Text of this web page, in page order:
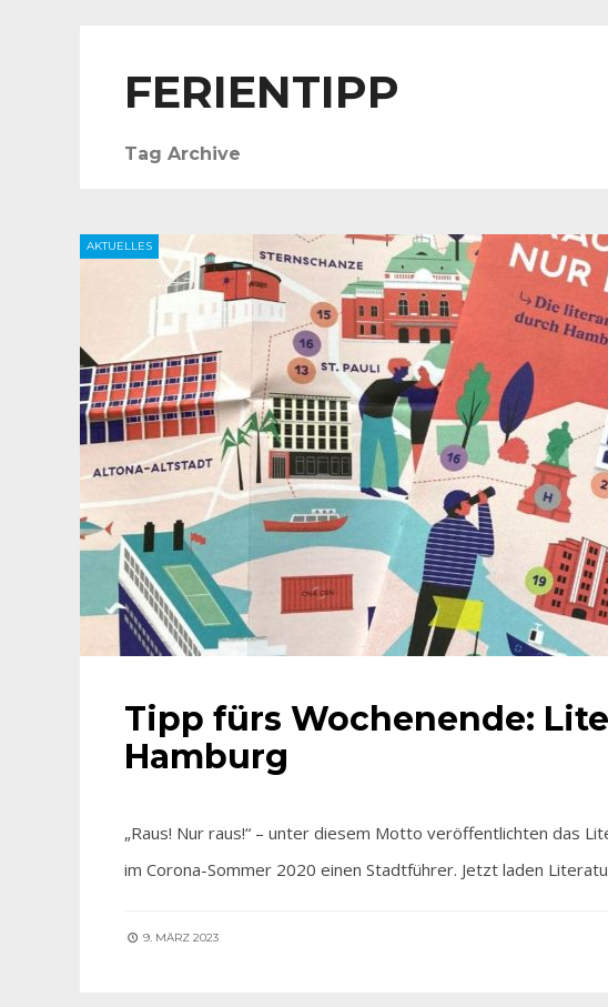
FERIENTIPP
Tag Archive
AKTUELLES
Tipp fürs Wochenende:
Hamburg
„Raus! Nur raus!“ – unter diesem Motto veröffentlichten das
im Corona-Sommer 2020 einen Stadtführer. Jetzt laden
9. MÄRZ 2023